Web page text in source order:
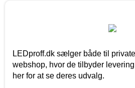
LEDproff.dk sælger både til
webshop, hvor de tilbyder
her for at se deres udvalg.